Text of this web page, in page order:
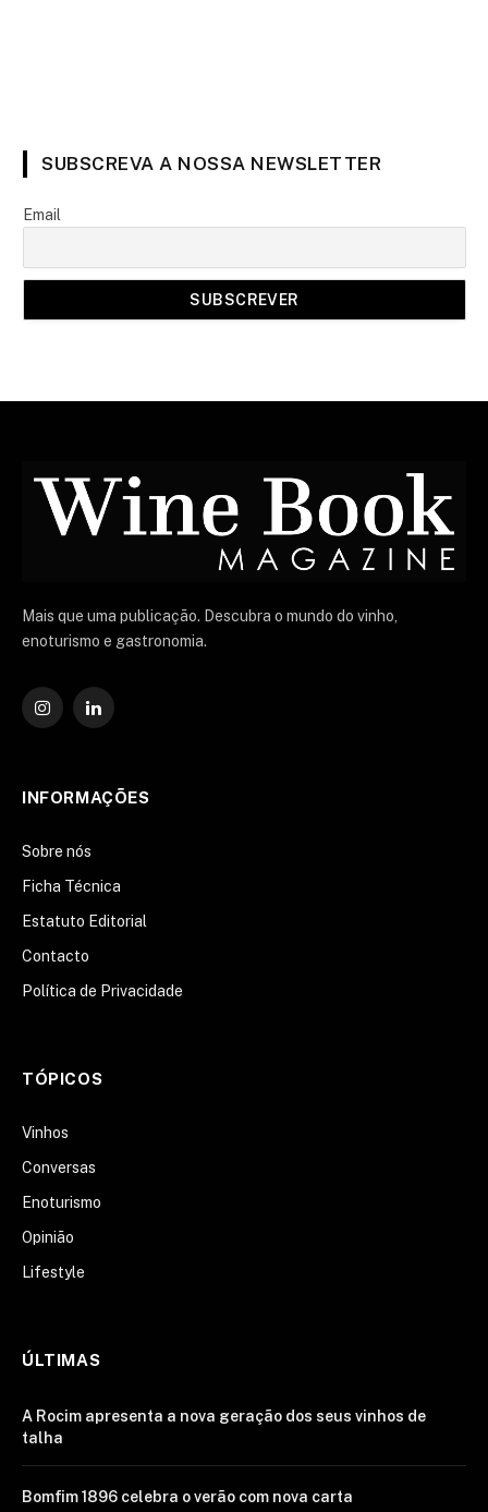
SUBSCREVA A NOSSA NEWSLETTER
Email
Mais que uma publicação. Descubra o mundo do vinho,
enoturismo e gastronomia.
Instagram
O
INFORMAÇÕES
Sobre nós
Ficha Técnica
Estatuto Editorial
Contacto
Política de Privacidade
TÓPICOS
Vinhos
Conversas
Enoturismo
Opinião
Lifestyle
ÚLTIMAS
A Rocim apresenta a nova geração dos seus vinhos de
talha
Bomfim 1896 celebra o verão com nova carta